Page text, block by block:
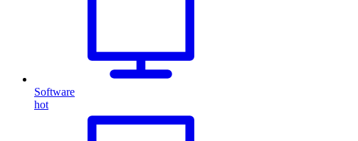
Software
hot